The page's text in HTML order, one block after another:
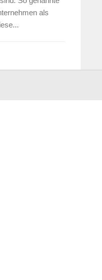
als